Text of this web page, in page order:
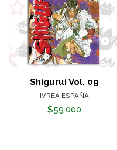
Shigurui Vol. 09
IVREA ESPAÑA
$59.000